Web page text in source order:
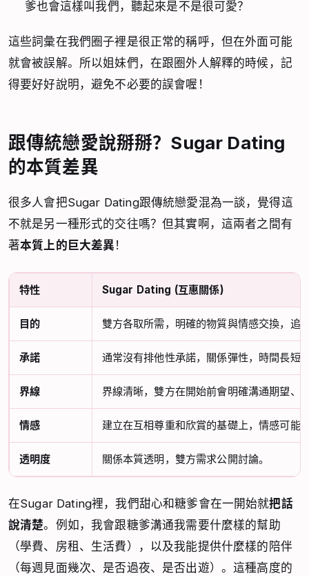
爹也會這樣叫我們，聽起來是不是很可愛？
這些詞彙在我們圈子裡是很正常的稱呼，但在外面可能
就會被誤解。所以姐妹們，在跟圈外人解釋的時候，記
得要好好說明，避免不必要的誤會喔！
跟傳統戀愛說掰掰？Sugar Dating
的本質差異
很多人會把Sugar Dating跟傳統戀愛混為一談，覺得這
不就是另一種形式的交往嗎？但其實啊，這兩者之間有
著本質上的巨大差異 ！
特性 Sugar Dating (互惠關係)
目的 雙方各取所需，明確的物質與情感交換，追
承諾 通常沒有排他性承諾，關係彈性，時間長短
界線 界線清晰，雙方在開始前會明確溝通期望、
情感 建立在互相尊重和欣賞的基礎上，情感可能
透明度 關係本質透明，雙方需求公開討論。
在Sugar Dating裡，我們甜心和糖爹會在一開始就把話
說清楚。例如，我會跟糖爹溝通我需要什麼樣的幫助
（學費、房租、生活費），以及我能提供什麼樣的陪伴
（每週見面幾次、是否過夜、是否出遊）。這種高度的